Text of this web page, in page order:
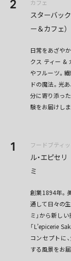
2 カフェ
スターバック
ー＆カフェ）
日常をあざや
クス ティー &
やフルーツ。
ドの魔法。光
分に寄り添っ
験をお届けしま
1 フードブティ
ル・エピセ
ミ
創業1894年。
通して日々の
ミ」から新し
「L’epicerie
コンセプトに
する風景をお届